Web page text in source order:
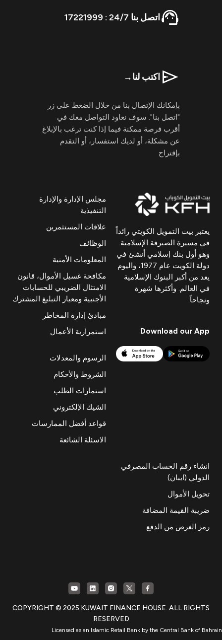
اتصل بنا 24/7 : 17221999
اكتب لنا→
بإمكانك الإتصال بنا من خلال الضغط على زر
"اتصل بنا". سوف نعاود التواصل معك في
أقرب فرصة ممكنة فيما إذا كنت ترغب بالإبلاغ
عن مشكلة، أو لديك استفسار، أو التقدم
بإقتراح
يعتبر بيت التمويل الكويتي رائداً
في مسيرة الصيرفة الإسلامية.
وهو أول بنك إسلامي أنشئ في
دولة الكويت عام 1977، واليوم
يعد من أكبر البنوك الإسلامية
في العالم. وأكثرها شهرة
ونجاحاً.
Download our App
مجلس الإدارة والإدارة
التنفيذية
علاقات المستثمرين
الوظائف
المعلومات الأمنية
مكافحة غسيل الأموال، قانون
الامتثال الضريبي للحسابات
الأجنبية ومعيار التبليغ المشترك
مبادئ إدارة المخاطر
استمرارية الأعمال
الرسوم والمعدلات
الشروط والأحكام
استمارات الطلب
الشيك الإلكتروني
قواعد أفضل الممارسات
الاسئلة الشائعة
انشاء رقم الحساب المصرفي
الدولي (ايبان)
تحويل الأموال
ضريبة القيمة المضافة
رمز الغرض من الدفع
COPYRIGHT © 2025 KUWAIT FINANCE HOUSE. ALL RIGHTS
RESERVED
Licensed as an Islamic Retail Bank by the Central Bank of Bahrain